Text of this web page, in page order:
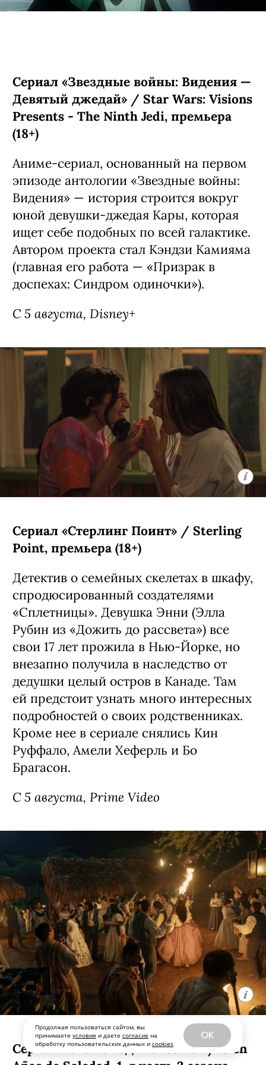
Продолжая пользоваться сайтом, вы
принимаете условия и даете согласие на
обработку пользовательских данных и cookies
OK
Сериал «Звездные войны: Видения —
Девятый джедай» / Star Wars: Visions
Presents - The Ninth Jedi, премьера
Аниме-сериал, основанный на первом
эпизоде антологии «Звездные войны:
Видения» — история строится вокруг
юной девушки-джедая Кары, которая
ищет себе подобных по всей галактике.
Автором проекта стал Кэндзи Камияма
(главная его работа — «Призрак в
доспехах: Синдром одиночки»).
Сериал «Стерлинг Поинт» / Sterling
Point, премьера (18+)
Детектив о семейных скелетах в шкафу,
спродюсированный создателями
«Сплетницы». Девушка Энни (Элла
свои 17 лет прожила в Нью-Йорке, но
внезапно получила в наследство от
дедушки целый остров в Канаде. Там
ей предстоит узнать много интересных
подробностей о своих родственниках.
Кроме нее в сериале снялись Кин
Руффало, Амели Хеферль и Бо
Брагасон.
С 5 августа, Prime Video